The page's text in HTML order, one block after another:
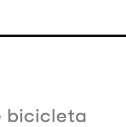
bicicleta